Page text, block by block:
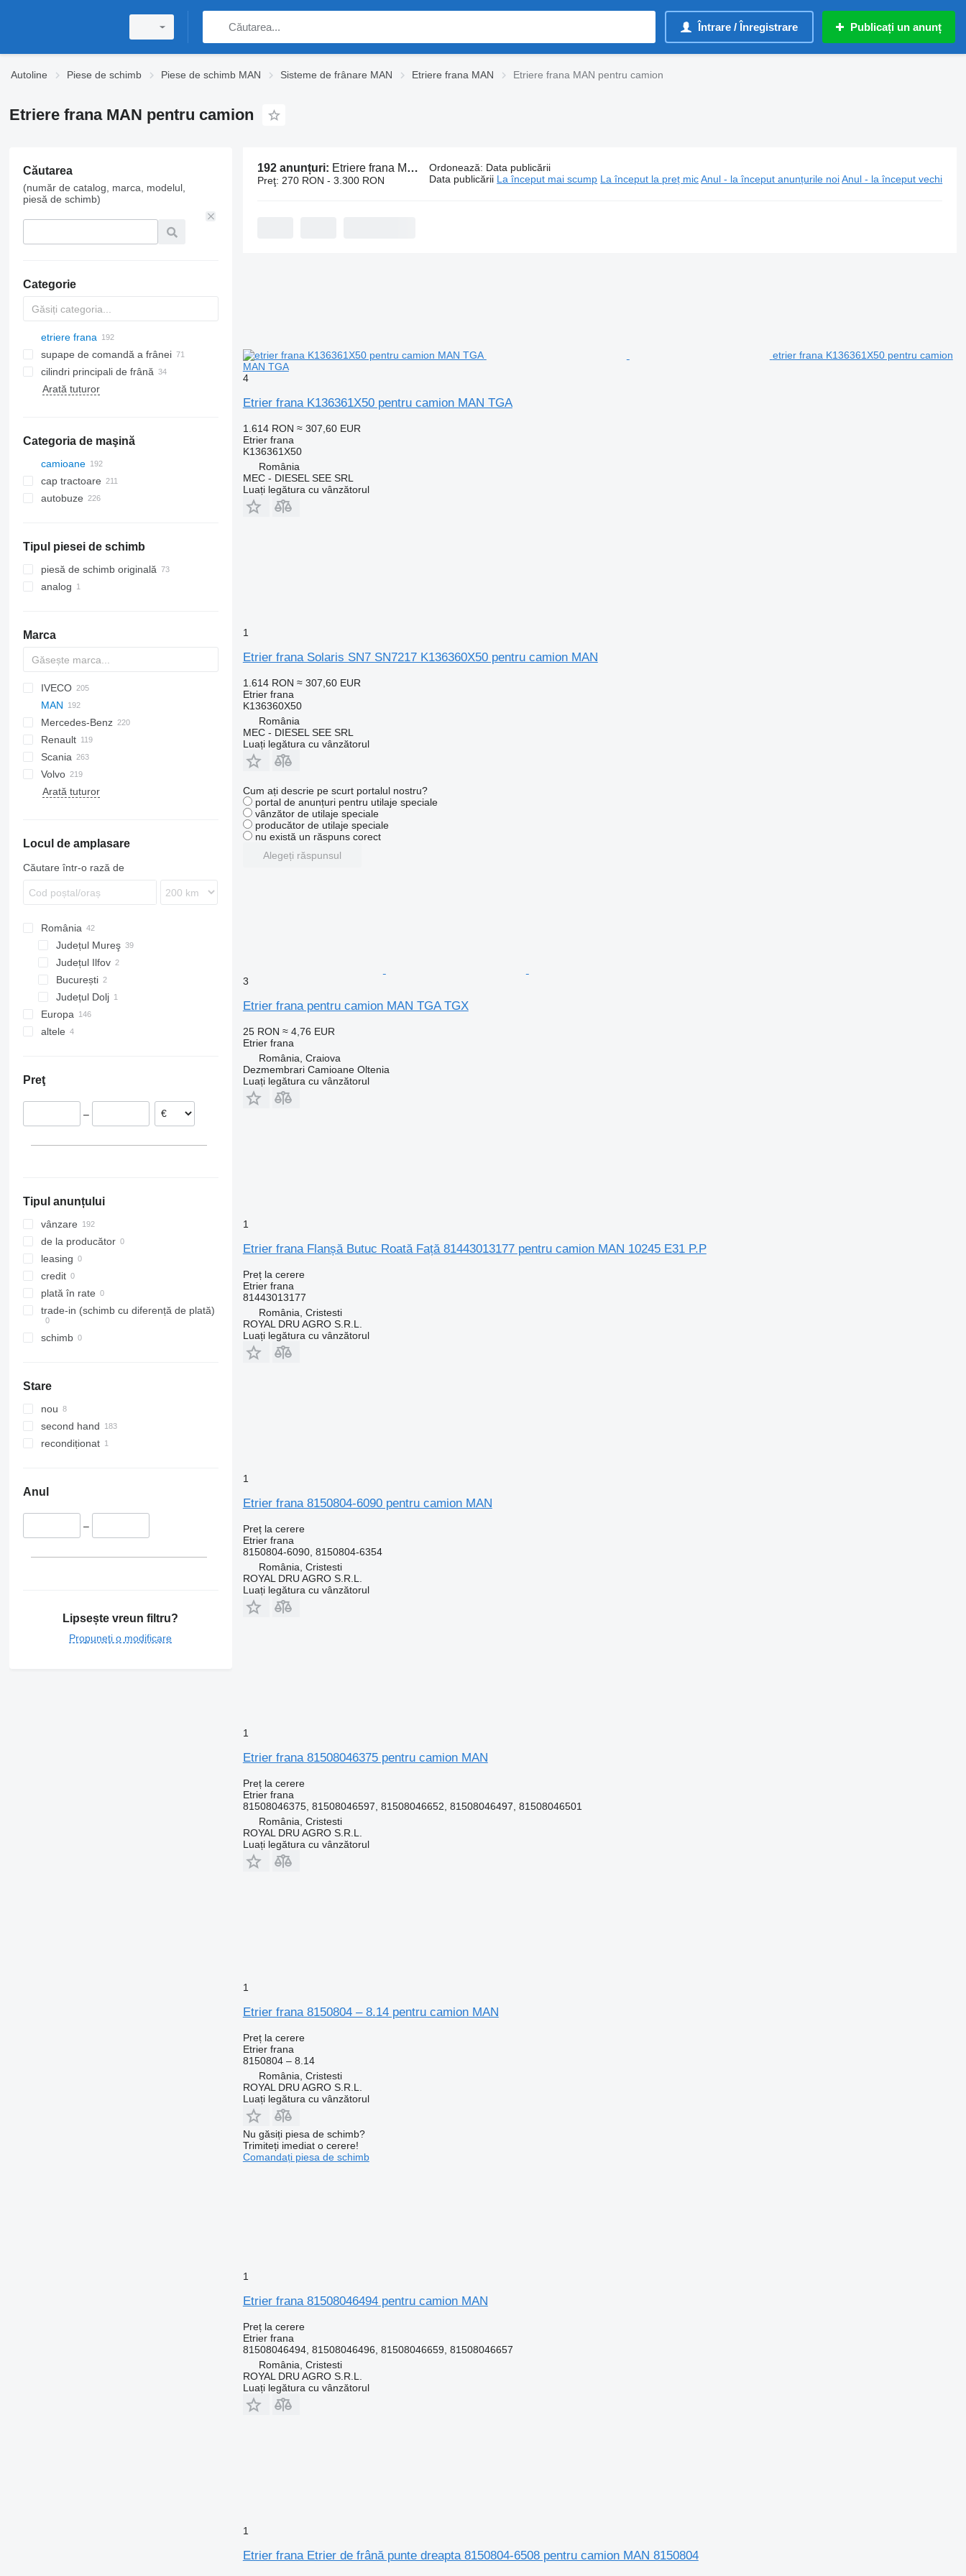
Întrare / Înregistrare Publicați un anunț
Autoline Piese de schimb Piese de schimb MAN Sisteme de frânare MAN Etriere frana MAN Etriere frana MAN pentru camion
Etriere frana MAN pentru camion
Căutarea
(număr de catalog, marca, modelul,
piesă de schimb)
Categorie
etriere frana
supape de comandă a frânei
cilindri principali de frână
Arată tuturor
Categoria de maşină
camioane
cap tractoare
autobuze
Tipul piesei de schimb
piesă de schimb originală
analog
Marca
CF
LF
SB
XF
XG
F-MAX
IVECO
Daily
EuroCargo
EuroStar
Eurotech
S-Way
Stralis
NPR
NQR
MAN
A-series
F90
L2000
TGA
TGL
TGX
Mercedes-Benz
A-Class
Actros
Antos
Arocs
Citaro
Sprinter
Unimog
Canter
Canter
Atleon
Cabstar
Renault
D-series
Magnum
Mascott
Midlum
T-series
Scania
G-series
R-series
Volvo
FH
FMX
VNL
Arată tuturor
Locul de amplasare
Căutare într-o rază de
România
Județul Mureş
Județul Ilfov
București
Județul Dolj
Europa
Danemarca
Estonia
altele
Preţ
–
Tipul anunțului
vânzare
de la producător
leasing
credit
plată în rate
trade-in (schimb cu diferență de plată)
schimb
Stare
nou
second hand
recondiționat
Anul
–
Lipsește vreun filtru?
Propuneți o modificare
192 anunțuri: Etriere frana MAN pentru camion
Preţ: 270 RON - 3.300 RON
Ordonează: Data publicării
Data publicării La început mai scump La început la preț mic Anul - la început anunțurile noi Anul - la început vechi
etrier frana K136361X50 pentru camion
MAN TGA
4
Etrier frana K136361X50 pentru camion MAN TGA
1.614 RON ≈ 307,60 EUR
Etrier frana
K136361X50
România
MEC - DIESEL SEE SRL
Luați legătura cu vânzătorul
1
Etrier frana Solaris SN7 SN7217 K136360X50 pentru camion MAN
1.614 RON ≈ 307,60 EUR
Etrier frana
K136360X50
România
MEC - DIESEL SEE SRL
Luați legătura cu vânzătorul
Cum ați descrie pe scurt portalul nostru?
portal de anunțuri pentru utilaje speciale
vânzător de utilaje speciale
producător de utilaje speciale
nu există un răspuns corect
Alegeți răspunsul
3
Etrier frana pentru camion MAN TGA TGX
25 RON ≈ 4,76 EUR
Etrier frana
România, Craiova
Dezmembrari Camioane Oltenia
Luați legătura cu vânzătorul
1
Etrier frana Flanșă Butuc Roată Față 81443013177 pentru camion MAN 10245 E31 P.P
Preț la cerere
Etrier frana
81443013177
România, Cristesti
ROYAL DRU AGRO S.R.L.
Luați legătura cu vânzătorul
1
Etrier frana 8150804-6090 pentru camion MAN
Preț la cerere
Etrier frana
8150804-6090, 8150804-6354
România, Cristesti
ROYAL DRU AGRO S.R.L.
Luați legătura cu vânzătorul
1
Etrier frana 81508046375 pentru camion MAN
Preț la cerere
Etrier frana
81508046375, 81508046597, 81508046652, 81508046497, 81508046501
România, Cristesti
ROYAL DRU AGRO S.R.L.
Luați legătura cu vânzătorul
1
Etrier frana 8150804 – 8.14 pentru camion MAN
Preț la cerere
Etrier frana
8150804 – 8.14
România, Cristesti
ROYAL DRU AGRO S.R.L.
Luați legătura cu vânzătorul
Nu găsiți piesa de schimb?
Trimiteți imediat o cerere!
Comandați piesa de schimb
1
Etrier frana 81508046494 pentru camion MAN
Preț la cerere
Etrier frana
81508046494, 81508046496, 81508046659, 81508046657
România, Cristesti
ROYAL DRU AGRO S.R.L.
Luați legătura cu vânzătorul
1
Etrier frana Etrier de frână punte dreapta 8150804-6508 pentru camion MAN 8150804